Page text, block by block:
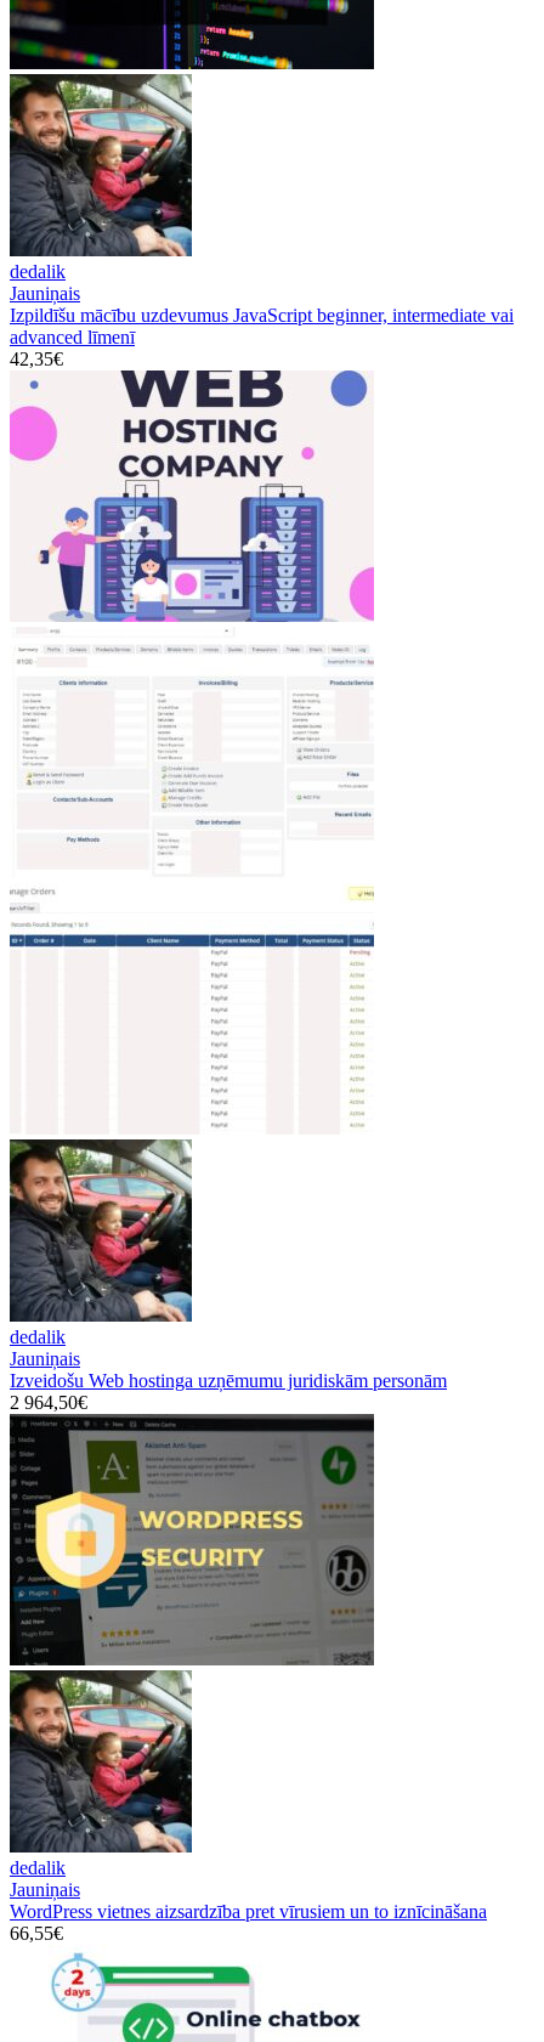
dedalik
Jauniņais
Izpildīšu mācību uzdevumus JavaScript beginner, intermediate vai
advanced līmenī
42,35€
dedalik
Jauniņais
Izveidošu Web hostinga uzņēmumu juridiskām personām
2 964,50€
dedalik
Jauniņais
WordPress vietnes aizsardzība pret vīrusiem un to iznīcināšana
66,55€